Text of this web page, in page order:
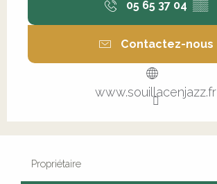
05 65 37 04 ▒▒
Contactez-nous
www.souillacenjazz.fr
Propriétaire